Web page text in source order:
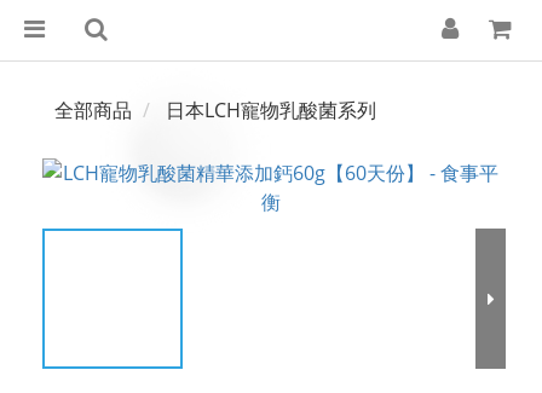
全部商品 日本LCH寵物乳酸菌系列